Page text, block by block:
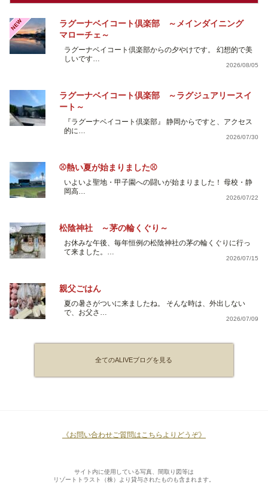
NEW
ラグーナベイコート倶楽部 ～メインダイニング
マローチェ～
ラグーナベイコート倶楽部からの夕やけです。 幻想的で美
しいです…
2026/08/05
ラグーナベイコート倶楽部 ～ラグジュアリースイ
ート～
『ラグーナベイコート倶楽部』 静岡からですと、アクセス
的に…
2026/07/30
⚾熱い夏が始まりました⚾
いよいよ聖地・甲子園への闘いが始まりました！ 母校・静
岡高…
2026/07/22
松陰神社 ～茅の輪くぐり～
お休みな午後、毎年恒例の松陰神社の茅の輪くぐりに行っ
て来ました。…
2026/07/15
親父ごはん
夏の暑さがついに来ましたね。 そんな時は、外出しない
で、お父さ…
2026/07/09
全てのALIVEブログを見る
《お問い合わせご質問はこちらよりどうぞ》
サイト内に使用している写真、間取り図等は
リゾートトラスト（株）より貸与されたものも含まれます。